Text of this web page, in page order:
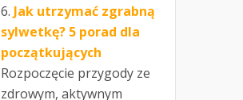
Jak utrzymać zgrabną
sylwetkę? 5 porad dla
początkujących
Rozpoczęcie przygody ze
zdrowym, aktywnym